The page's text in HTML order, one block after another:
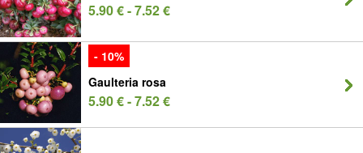
5.90 € - 7.52 €
- 10%
Gaulteria rosa
5.90 € - 7.52 €